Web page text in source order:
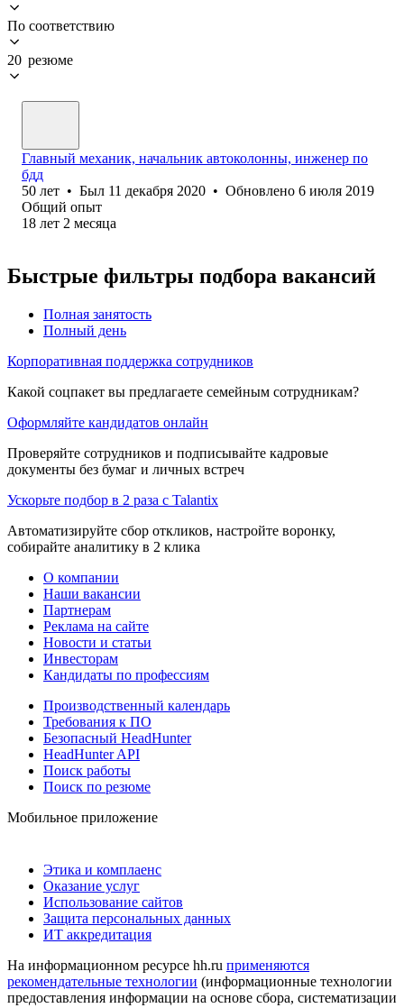
По соответствию
20 резюме
Главный механик, начальник автоколонны, инженер по
бдд
50 лет • Был 11 декабря 2020 • Обновлено 6 июля 2019
Общий опыт
18 лет 2 месяца
Быстрые фильтры подбора вакансий
Полная занятость
Полный день
Корпоративная поддержка сотрудников
Какой соцпакет вы предлагаете семейным сотрудникам?
Оформляйте кандидатов онлайн
Проверяйте сотрудников и подписывайте кадровые
документы без бумаг и личных встреч
Ускорьте подбор в 2 раза с Talantix
Автоматизируйте сбор откликов, настройте воронку,
собирайте аналитику в 2 клика
О компании
Наши вакансии
Партнерам
Реклама на сайте
Новости и статьи
Инвесторам
Кандидаты по профессиям
Производственный календарь
Требования к ПО
Безопасный HeadHunter
HeadHunter API
Поиск работы
Поиск по резюме
Мобильное приложение
Этика и комплаенс
Оказание услуг
Использование сайтов
Защита персональных данных
ИТ аккредитация
На информационном ресурсе hh.ru применяются
рекомендательные технологии (информационные технологии
предоставления информации на основе сбора, систематизации